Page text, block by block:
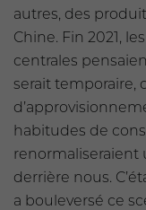
autres, des
Chine. Fin 2021,
centrales
serait temporaire,
habitudes de
renormaliseraient
derrière nous.
a bouleversé ce